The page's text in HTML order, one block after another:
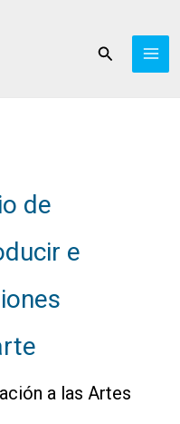
Buscar
de
e
a las Artes